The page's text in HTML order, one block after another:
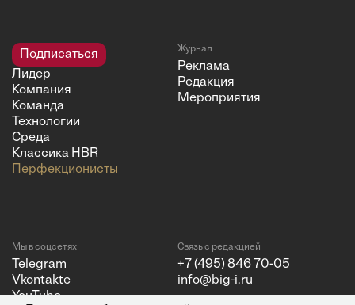
Подписаться
Лидер
Компания
Команда
Технологии
Среда
Классика HBR
Перфекционисты
Журнал
Реклама
Редакция
Мероприятия
Мы в соцсетях
Telegram
Vkontakte
YouTube
Связь с редакцией
+7 (495) 846 70-05
info@big-i.ru